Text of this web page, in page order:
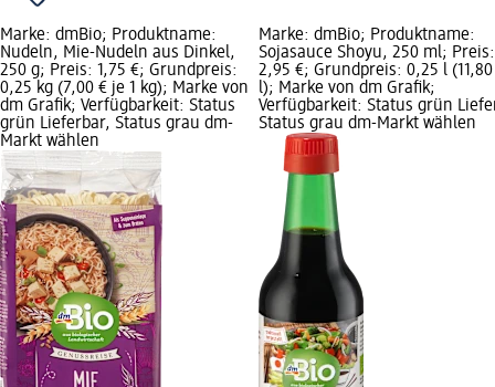
Marke: dmBio; Produktname:
Nudeln, Mie-Nudeln aus Dinkel,
250 g; Preis: 1,75 €; Grundpreis:
0,25 kg (7,00 € je 1 kg); Marke von
dm Grafik; Verfügbarkeit: Status
grün Lieferbar, Status grau dm-
Markt wählen
Marke: dmBio; Produktname:
Sojasauce Shoyu, 250 ml; Preis:
2,95 €; Grundpreis: 0,25 l (11,80
l); Marke von dm Grafik;
Verfügbarkeit: Status grün
Status grau dm-Markt wählen